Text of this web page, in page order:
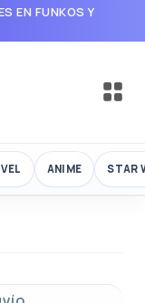
EN FUNKOS Y
ANIME STAR